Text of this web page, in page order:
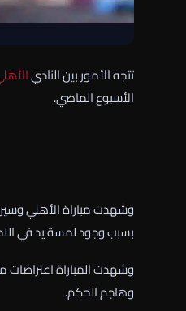
تتجه الأمور بين النادي
الأسبوع الماضي.
وشهدت مباراة الأهلي
بسبب وجود لمسة يد في اللحظات
وشهدت المباراة
وهاجم الحكم.